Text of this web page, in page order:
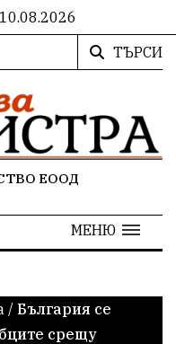
ТЪРСИ
ЕООД
МЕНЮ
/ България се
срещу